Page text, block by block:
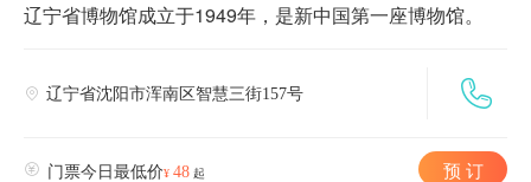
辽宁省博物馆成立于1949年，是新中国第一座博物馆。

 辽宁省沈阳市浑南区智慧三街157号
 门票今日最低价¥ 48 起 预 订